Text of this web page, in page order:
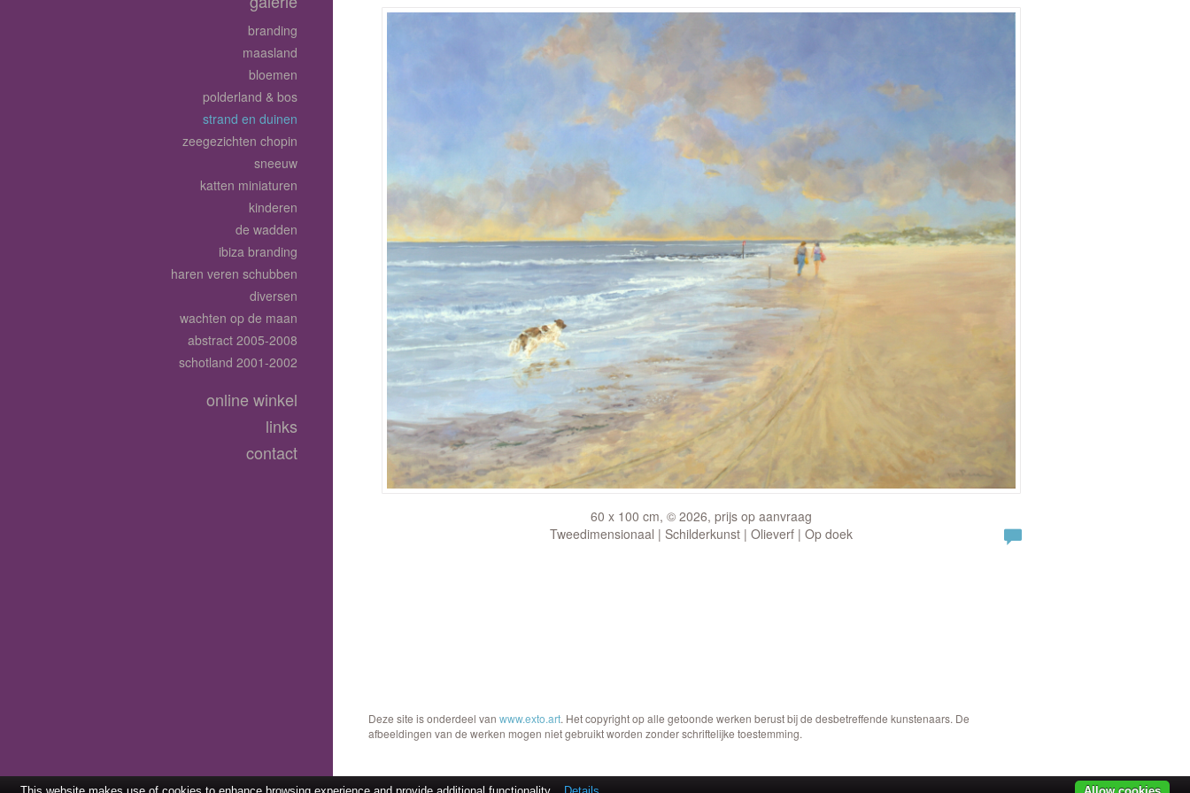
60 x 100 cm, © 2026, prijs op aanvraag
Tweedimensionaal | Schilderkunst | Olieverf | Op doek
branding
maasland
bloemen
polderland & bos
strand en duinen
zeegezichten chopin
sneeuw
katten miniaturen
kinderen
de wadden
ibiza branding
haren veren schubben
diversen
wachten op de maan
abstract 2005-2008
schotland 2001-2002
online winkel
links
contact
Deze site is onderdeel van www.exto.art. Het copyright op alle getoonde werken berust bij de desbetreffende kunstenaars. De
afbeeldingen van de werken mogen niet gebruikt worden zonder schriftelijke toestemming.